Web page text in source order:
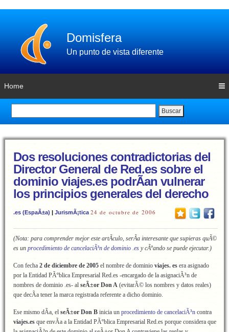
Domisfera
Un punto de vista diferente
Home
Buscar
Dos resoluciones contradictorias del
Director General de Red.es sobre el
dominio viajes.es podrÃ­an vulnerar
los principios generales del derecho
.es (EspaÃ±a) | JurismÃ¡tica 24 de octubre de 2006
(Nota: para comprender mejor este artÃ­culo, serÃ­a interesante que supieras quÃ©
es un procedimiento de cancelaciÃ³n de dominio .es y cÃºando se puede ejecutar.)
Con fecha 2 de diciembre de 2005 el nombre de dominio viajes. es era asignado
por la Entidad PÃºblica Empresarial Red.es -encargado de la asignaciÃ³n de
nombres de dominio .es- al seÃ±or Don A (evitarÃ© los nombres y datos reales)
que decÃ­a tener la marca registrada referente a dicho dominio.
Ese mismo dÃ­a, el seÃ±or Don B inicia un procedimiento de cancelaciÃ³n contra
viajes.es que envÃ­a a la Entidad PÃºblica Empresarial Red.es porque considera que